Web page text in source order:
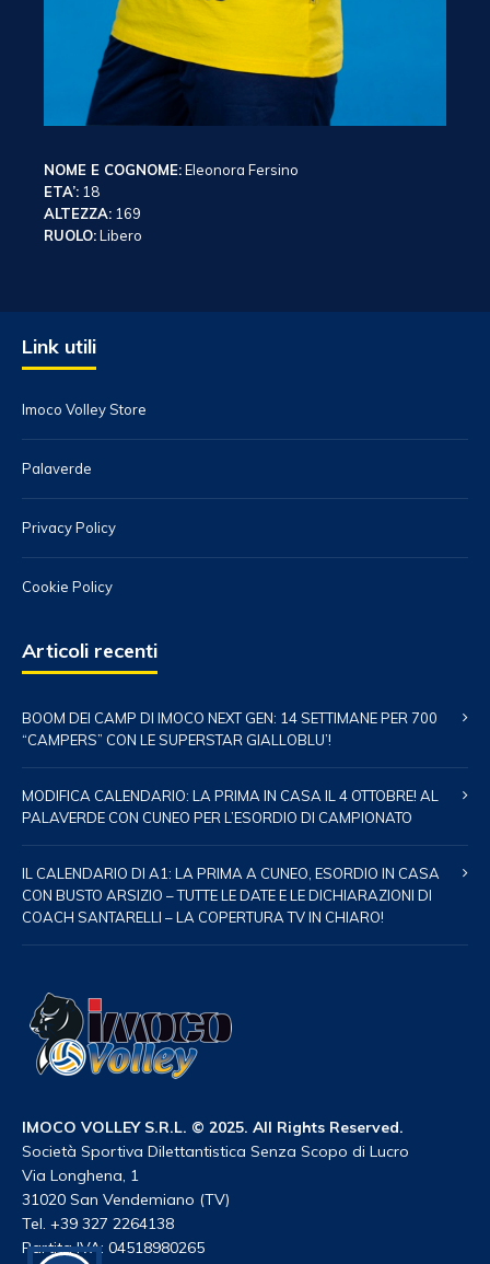
NOME E COGNOME:Eleonora Fersino
ETA’: 18
ALTEZZA: 169
RUOLO:Libero
Link utili
Imoco Volley Store
Palaverde
Privacy Policy
Cookie Policy
Articoli recenti
BOOM DEI CAMP DI IMOCO NEXT GEN: 14 SETTIMANE PER 700
“CAMPERS” CON LE SUPERSTAR GIALLOBLU’!
MODIFICA CALENDARIO: LA PRIMA IN CASA IL 4 OTTOBRE! AL
PALAVERDE CON CUNEO PER L’ESORDIO DI CAMPIONATO
IL CALENDARIO DI A1: LA PRIMA A CUNEO, ESORDIO IN CASA
CON BUSTO ARSIZIO – TUTTE LE DATE E LE DICHIARAZIONI DI
COACH SANTARELLI – LA COPERTURA TV IN CHIARO!
IMOCO VOLLEY S.R.L. © 2025. All Rights Reserved.
Società Sportiva Dilettantistica Senza Scopo di Lucro
Via Longhena, 1
31020 San Vendemiano (TV)
Tel. +39 327 2264138
Partita IVA: 04518980265